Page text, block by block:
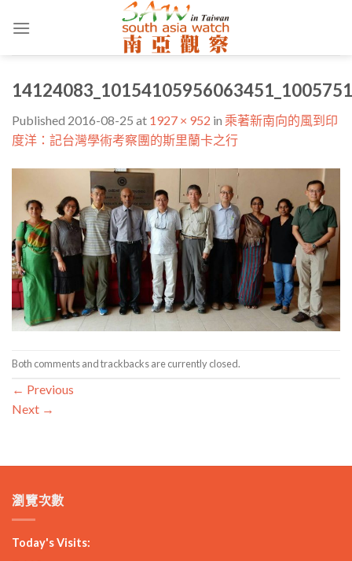
Published 2016-08-25 at 1927 × 952 in 乘著新南向的風到印
度洋：記台灣學術考察團的斯里蘭卡之行
Both comments and trackbacks are currently closed.
← Previous
Next →
瀏覽次數
Today's Visits: